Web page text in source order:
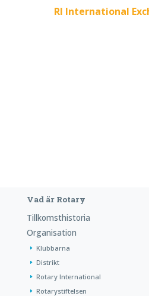
RI International
Vad är Rotary
Tillkomsthistoria
Organisation
Klubbarna
Distrikt
Rotary International
Rotarystiftelsen